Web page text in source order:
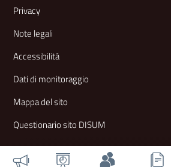
Privacy
Note legali
Accessibilità
Dati di monitoraggio
Mappa del sito
Questionario sito DISUM